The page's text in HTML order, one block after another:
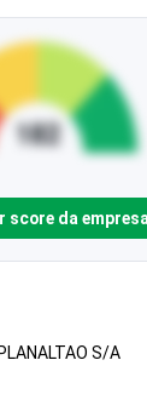
score da empresa
S/A